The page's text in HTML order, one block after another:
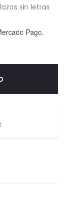
Pago.